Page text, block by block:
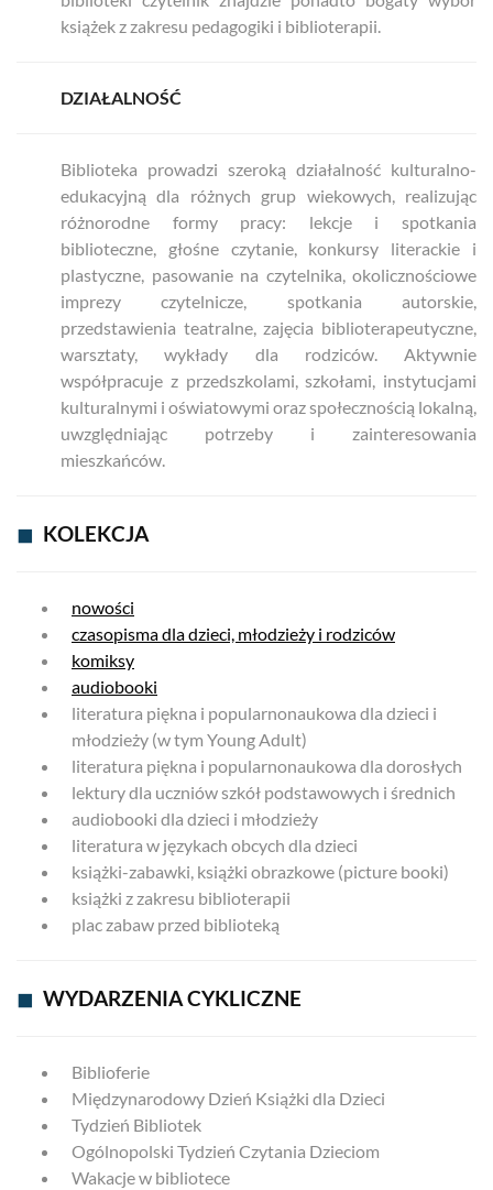
książek z zakresu pedagogiki i biblioterapii.
DZIAŁALNOŚĆ
Biblioteka prowadzi szeroką działalność kulturalno-
edukacyjną dla różnych grup wiekowych, realizując
różnorodne formy pracy: lekcje i spotkania
biblioteczne, głośne czytanie, konkursy literackie i
plastyczne, pasowanie na czytelnika, okolicznościowe
imprezy czytelnicze, spotkania autorskie,
przedstawienia teatralne, zajęcia biblioterapeutyczne,
warsztaty, wykłady dla rodziców. Aktywnie
współpracuje z przedszkolami, szkołami, instytucjami
kulturalnymi i oświatowymi oraz społecznością lokalną,
uwzględniając potrzeby i zainteresowania
mieszkańców.
◼ KOLEKCJA
nowości
czasopisma dla dzieci, młodzieży i rodziców
komiksy
audiobooki
literatura piękna i popularnonaukowa dla dzieci i
młodzieży (w tym Young Adult)
literatura piękna i popularnonaukowa dla dorosłych
lektury dla uczniów szkół podstawowych i średnich
audiobooki dla dzieci i młodzieży
literatura w językach obcych dla dzieci
książki-zabawki, książki obrazkowe (picture booki)
książki z zakresu biblioterapii
plac zabaw przed biblioteką
◼ WYDARZENIA CYKLICZNE
Biblioferie
Międzynarodowy Dzień Książki dla Dzieci
Tydzień Bibliotek
Ogólnopolski Tydzień Czytania Dzieciom
Wakacje w bibliotece